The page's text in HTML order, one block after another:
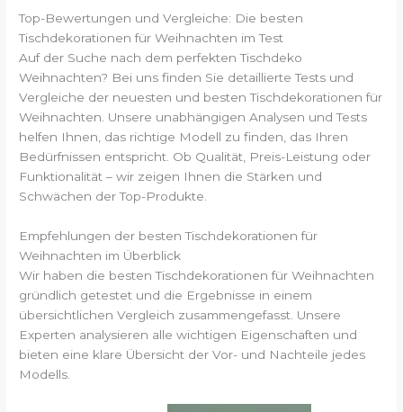
Top-Bewertungen und Vergleiche: Die besten
Tischdekorationen für Weihnachten im Test
Auf der Suche nach dem perfekten Tischdeko
Weihnachten? Bei uns finden Sie detaillierte Tests und
Vergleiche der neuesten und besten Tischdekorationen für
Weihnachten. Unsere unabhängigen Analysen und Tests
helfen Ihnen, das richtige Modell zu finden, das Ihren
Bedürfnissen entspricht. Ob Qualität, Preis-Leistung oder
Funktionalität – wir zeigen Ihnen die Stärken und
Schwächen der Top-Produkte.
Empfehlungen der besten Tischdekorationen für
Weihnachten im Überblick
Wir haben die besten Tischdekorationen für Weihnachten
gründlich getestet und die Ergebnisse in einem
übersichtlichen Vergleich zusammengefasst. Unsere
Experten analysieren alle wichtigen Eigenschaften und
bieten eine klare Übersicht der Vor- und Nachteile jedes
Modells.